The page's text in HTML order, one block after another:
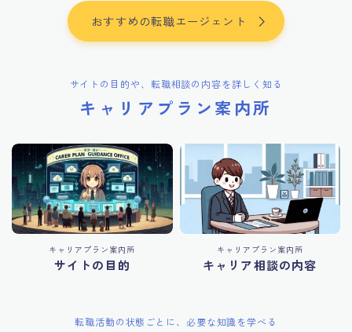
おすすめの転職エージェント
サイトの目的や、転職相談の内容を詳しく知る
キャリアプラン案内所
キャリアプラン案内所
サイトの目的
キャリアプラン案内所
キャリア相談の内容
転職活動の状態ごとに、必要な知識を学べる